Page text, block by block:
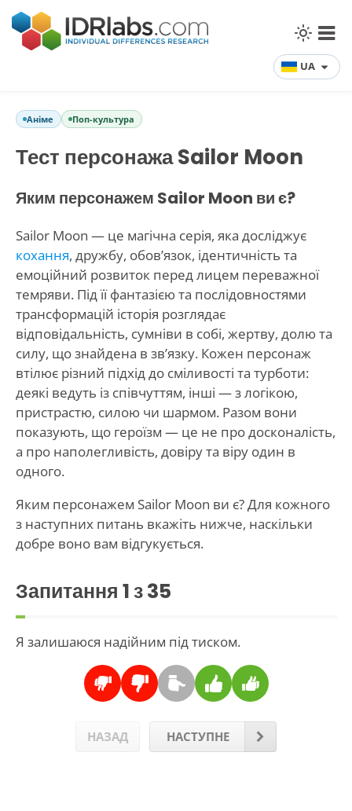
UA
Аніме Поп-культура
Тест персонажа Sailor Moon
Яким персонажем Sailor Moon ви є?
Sailor Moon — це магічна серія, яка досліджує
кохання, дружбу, обов’язок, ідентичність та
емоційний розвиток перед лицем переважної
темряви. Під її фантазією та послідовностями
трансформацій історія розглядає
відповідальність, сумніви в собі, жертву, долю та
силу, що знайдена в зв’язку. Кожен персонаж
втілює різний підхід до сміливості та турботи:
деякі ведуть із співчуттям, інші — з логікою,
пристрастю, силою чи шармом. Разом вони
показують, що героїзм — це не про досконалість,
а про наполегливість, довіру та віру один в
одного.
Яким персонажем Sailor Moon ви є? Для кожного
з наступних питань вкажіть нижче, наскільки
добре воно вам відгукується.
Запитання 1з 35
Я залишаюся надійним під тиском.
НАЗАД НАСТУПНЕ